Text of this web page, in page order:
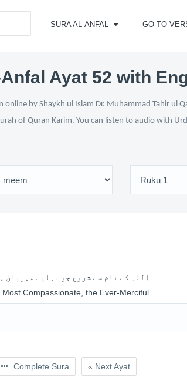
SURA AL-ANFAL GO TO
Ayat 52 with
by Shaykh ul Islam Dr. Muhammad Tahir
of Quran Karim. You can listen to audio with
اللہ کے نام سے شروع جو نہایت مہربان
Compassionate, the Ever-Merciful
Complete Sura « Next Ayat